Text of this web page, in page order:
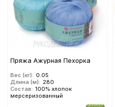
Пряжа Ажурная Пехорка
Вес (кг): 0.05
Длина (м): 280
Состав: 100% хлопок
мерсеризованный